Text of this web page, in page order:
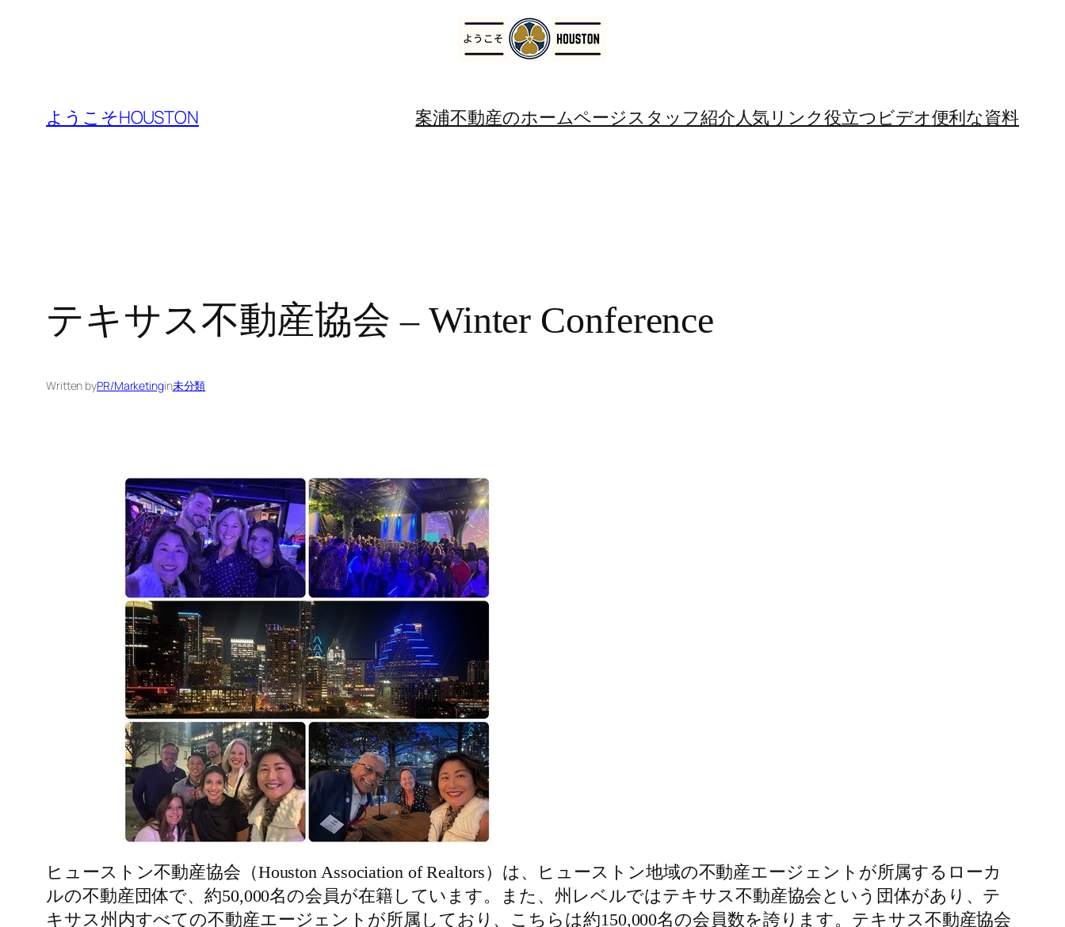
ようこそHOUSTON 案浦不動産のホームページスタッフ紹介人気リンク役立つビデオ便利な資料
テキサス不動産協会 – Winter Conference
Written byPR/Marketingin未分類
ヒューストン不動産協会（Houston Association of Realtors）は、ヒューストン地域の不動産エージェントが所属するローカ
ルの不動産団体で、約50,000名の会員が在籍しています。また、州レベルではテキサス不動産協会という団体があり、テ
キサス州内すべての不動産エージェントが所属しており、こちらは約150,000名の会員数を誇ります。テキサス不動産協会